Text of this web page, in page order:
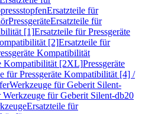
Ersatzteile für
PressgeräteErsatzteile für
[1]Ersatzteile für Pressgeräte
[2]Ersatzteile für
Kompatibilität
Kompatibilität [2XL]Pressgeräte
für Pressgeräte Kompatibilität [4] /
Werkzeuge für Geberit Silent-
Werkzeuge für Geberit Silent-db20
Ersatzteile für